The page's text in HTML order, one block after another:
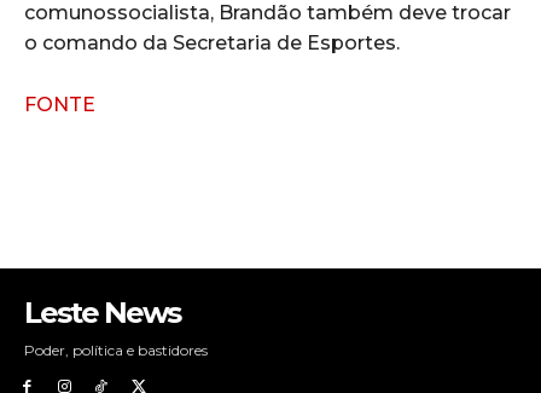
comunossocialista, Brandão também deve trocar
o comando da Secretaria de Esportes.
FONTE
Leste News
Poder, política e bastidores